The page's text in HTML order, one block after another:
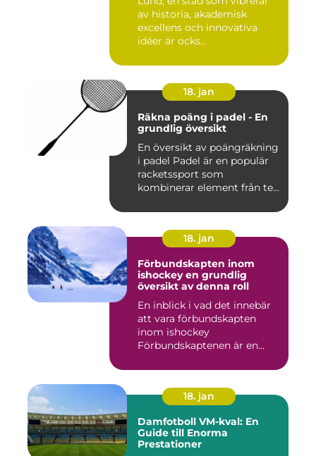
av historia, akademisk
excellens och innovativa
idéer är ocks...
18. jan
Räkna poäng i padel - En
grundlig översikt
En översikt av poängräkning
i padel Padel är en populär
racketssport som
kombinerar element från te...
18. jan
Förbundskapten inom
ishockey en grundlig
översikt av denna roll
En inblick i vad det innebär
att vara förbundskapten
inom ishockey
Förbundskaptenen är en
18. jan
Damfotboll VM-kval: En
Guide till Enorma
Prestationer